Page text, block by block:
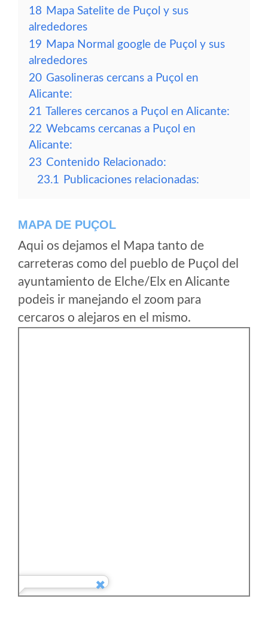
18 Mapa Satelite de Puçol y sus
alrededores
19 Mapa Normal google de Puçol y sus
alrededores
20 Gasolineras cercans a Puçol en
Alicante:
21 Talleres cercanos a Puçol en Alicante:
22 Webcams cercanas a Puçol en
Alicante:
23 Contenido Relacionado:
23.1 Publicaciones relacionadas:
MAPA DE PUÇOL
Aqui os dejamos el Mapa tanto de
carreteras como del pueblo de Puçol del
ayuntamiento de Elche/Elx en Alicante
podeis ir manejando el zoom para
cercaros o alejaros en el mismo.